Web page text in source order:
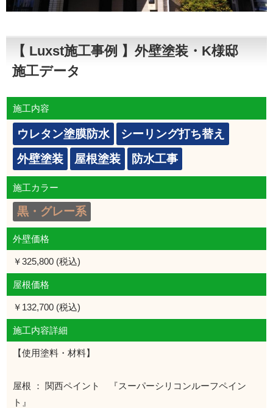
【 Luxst施工事例 】外壁塗装・K様邸
施工データ
施工内容
ウレタン塗膜防水
シーリング打ち替え
外壁塗装
屋根塗装 防水工事
施工カラー
黒・グレー系
外壁価格
￥325,800 (税込)
屋根価格
￥132,700 (税込)
施工内容詳細
【使用塗料・材料】
屋根 ： 関西ペイント 『スーパーシリコンルーフペイン
ト』